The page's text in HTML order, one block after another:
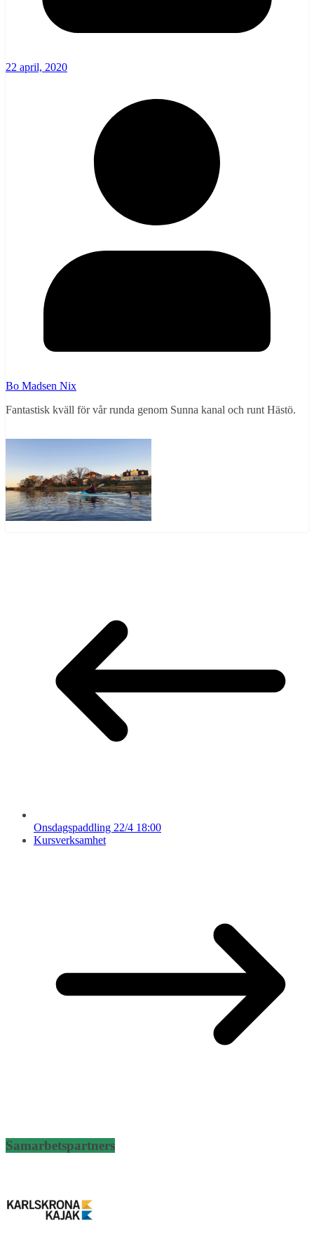
22 april, 2020
Bo Madsen Nix
Fantastisk kväll för vår runda genom Sunna kanal och runt Hästö.
Onsdagspaddling 22/4 18:00
Kursverksamhet
Samarbetspartners